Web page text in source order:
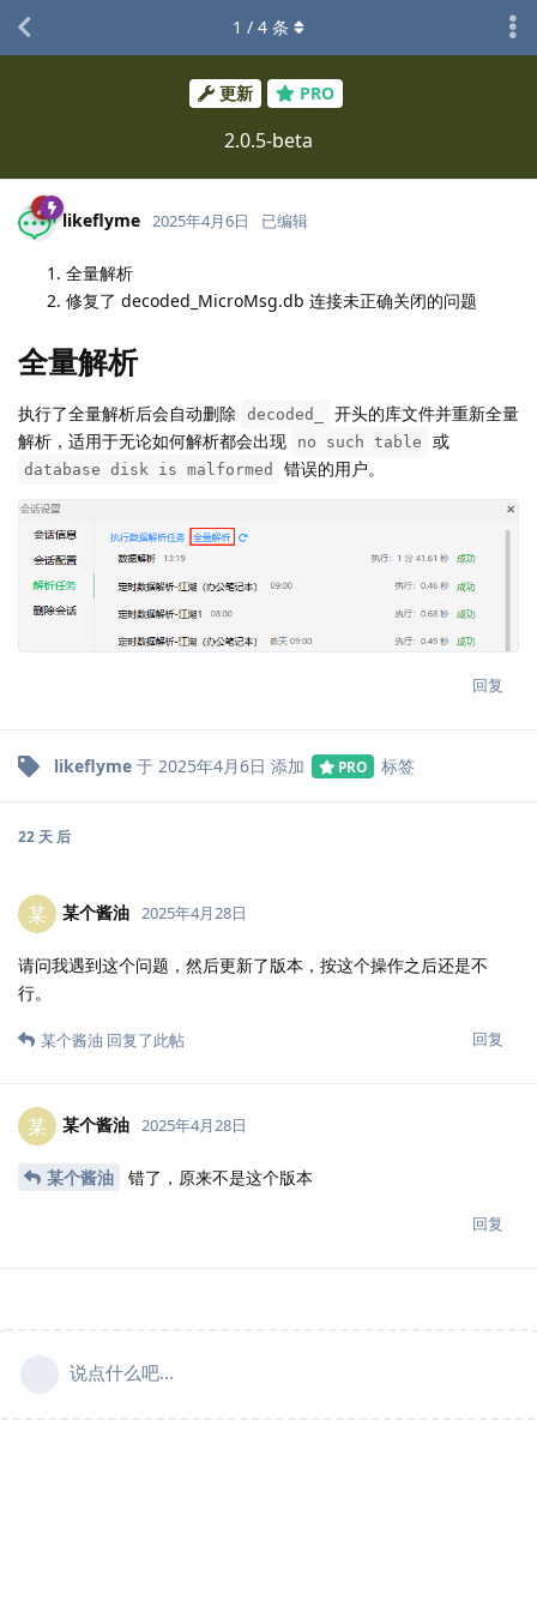
更新 PRO
2.0.5-beta
1 / 4 条
likeflyme 2025年4月6日 已编辑
全量解析
修复了 decoded_MicroMsg.db 连接未正确关闭的问题
全量解析
执行了全量解析后会自动删除 decoded_
开头的库文件并重新全量
解析，适用于无论如何解析都会出现
no such table 或
database disk is malformed 错误的用户。
回复
likeflyme 于 2025年4月6日 添加 PRO 标签
22 天 后
某 某个酱油 2025年4月28日
请问我遇到这个问题，然后更新了版本，按这个操作之后还是不
行。
回复
某个酱油 回复了此帖
某 某个酱油 2025年4月28日
某个酱油 错了，原来不是这个版本
回复
说点什么吧...